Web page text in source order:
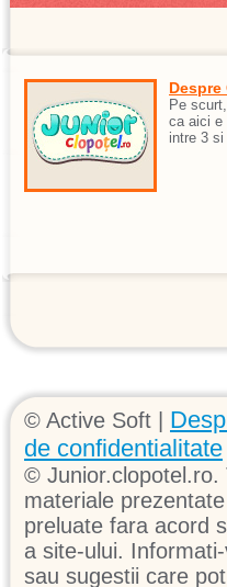
Pe
ca aici e
intre 3 si
© Active Soft |
de confidentialitate
© Junior.clopotel.ro.
materiale
preluate fara acord
a site-ului.
sau sugestii care